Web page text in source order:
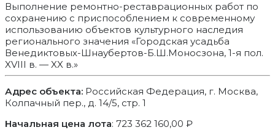
Выполнение ремонтно-реставрационных работ по
сохранению с приспособлением к современному
использованию объектов культурного наследия
регионального значения «Городская усадьба
Венедиктовых-Шнаубертов-Б.Ш.Моносзона, 1-я пол.
XVIII в. — XX в.»
Адрес объекта: Российская Федерация, г. Москва,
Колпачный пер., д. 14/5, стр. 1
Начальная цена лота: 723 362 160,00 ₽